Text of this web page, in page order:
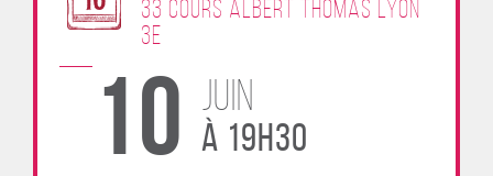
33 Cours Albert Thomas lyon
3e
10 juin
à 19h30